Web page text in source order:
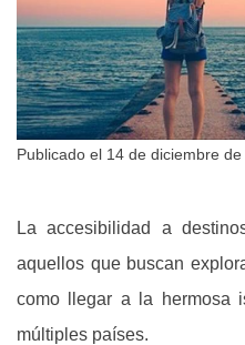
Publicado el 14 de diciembre de
La accesibilidad a
aquellos que buscan
como llegar a la hermosa
múltiples países.